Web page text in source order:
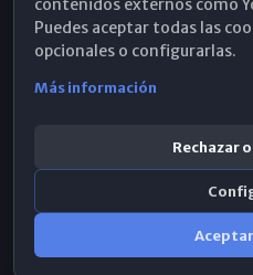
WhatsApp
contenidos externos como
Puedes aceptar todas las
opcionales o configurarlas.
Más información
Rechazar